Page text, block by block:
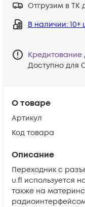
О товаре
Артикул
Код товара
Описание
Переходник с
u.fl используется
также на
радиоинтерфейсом
Отгрузим в ТК
В наличии: 10+
Кредитование
Доступно для